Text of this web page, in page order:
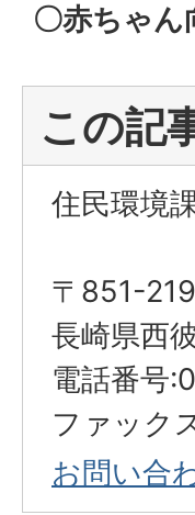
〇赤ちゃん
この記
住民環境
〒851-
長崎県西
電話番号
ファック
お問い合